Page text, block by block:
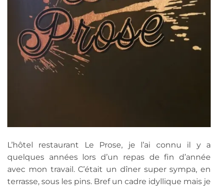
L’hôtel restaurant Le Prose, je l’ai connu il y a
quelques années lors d’un repas de fin d’année
avec mon travail. C’était un dîner super sympa, en
terrasse, sous les pins. Bref un cadre idyllique mais je